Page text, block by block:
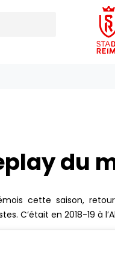
du
cette saison,
C’était en 2018-19 à